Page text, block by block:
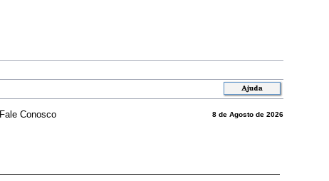
Fale Conosco 8 de Agosto de 2026